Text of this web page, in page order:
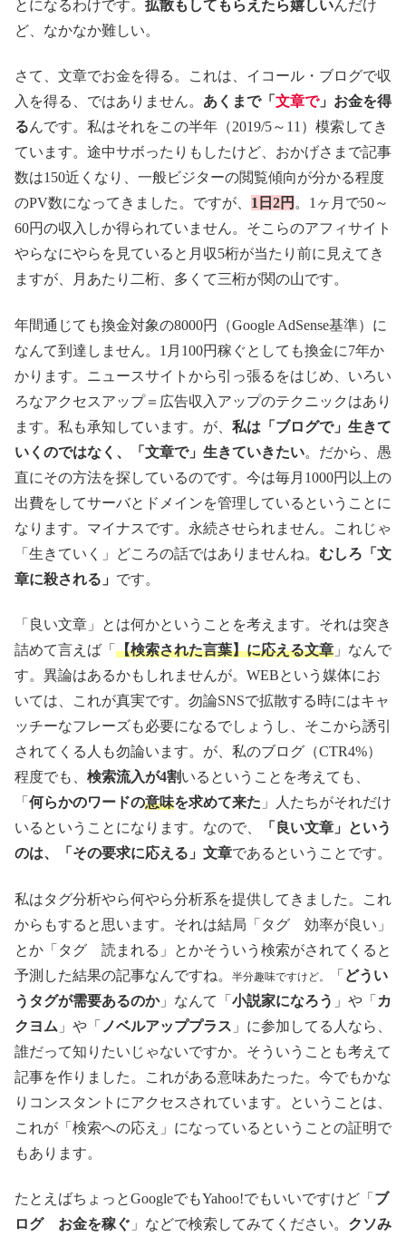
とになるわけです。 拡散もしてもらえたら嬉しいんだけ
ど、なかなか難しい。
さて、文章でお金を得る。これは、イコール・ブログで収
入を得る、ではありません。 あくまで「 文章で」お金を得
るんです。私はそれをこの半年（2019/5～11）模索してき
ています。途中サボったりもしたけど、おかげさまで記事
数は150近くなり、一般ビジターの閲覧傾向が分かる程度
のPV数になってきました。ですが、 1日2円 。1ヶ月で50～
60円の収入しか得られていません。そこらのアフィサイト
やらなにやらを見ていると月収5桁が当たり前に見えてき
ますが、月あたり二桁、多くて三桁が関の山です。
年間通じても換金対象の8000円（Google AdSense基準）に
なんて到達しません。1月100円稼ぐとしても換金に7年か
かります。ニュースサイトから引っ張るをはじめ、いろい
ろなアクセスアップ＝広告収入アップのテクニックはあり
ます。私も承知しています。が、 私は「ブログで」生きて
いくのではなく、「文章で」生きていきたい。だから、愚
直にその方法を探しているのです。今は毎月1000円以上の
出費をしてサーバとドメインを管理しているということに
なります。マイナスです。永続させられません。これじゃ
「生きていく」どころの話ではありませんね。 むしろ「文
章に殺される」 です。
「良い文章」とは何かということを考えます。それは突き
詰めて言えば「 【検索された言葉】に応える文章 」なんで
す。異論はあるかもしれませんが。WEBという媒体にお
いては、これが真実です。勿論SNSで拡散する時にはキャ
ッチーなフレーズも必要になるでしょうし、そこから誘引
されてくる人も勿論います。が、私のブログ（CTR4%）
程度でも、 検索流入が4割いるということを考えても、
「 何らかのワードの意味を求めて来た 」人たちがそれだけ
いるということになります。なので、
「良い文章」という
のは、「その要求に応える」文章であるということです。
私はタグ分析やら何やら分析系を提供してきました。これ
からもすると思います。それは結局「タグ 効率が良い」
とか「タグ 読まれる」とかそういう検索がされてくると
予測した結果の記事なんですね。
半分趣味ですけど。 「 どうい
うタグが需要あるのか」なんて「 小説家になろう 」や「 カ
クヨム 」や「 ノベルアッププラス 」に参加してる人なら、
誰だって知りたいじゃないですか。そういうことも考えて
記事を作りました。これがある意味あたった。今でもかな
りコンスタントにアクセスされています。ということは、
これが「検索への応え」になっているということの証明で
もあります。
たとえばちょっとGoogleでもYahoo!でもいいですけど「 ブ
ログ お金を稼ぐ 」などで検索してみてください。 クソみ